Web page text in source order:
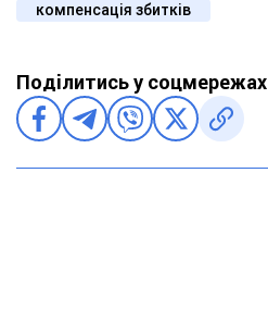
компенсація збитків
Поділитись у соцмережах